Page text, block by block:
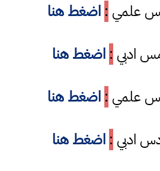
علمي : اضغط هنا
ادبي : اضغط هنا
علمي : اضغط هنا
ادبي : اضغط هنا